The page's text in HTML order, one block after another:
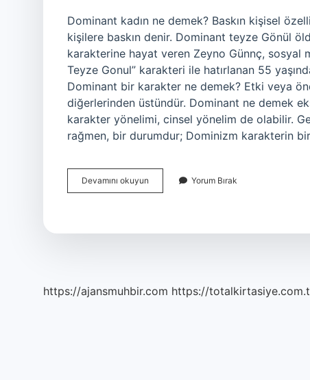
Dominant kadın ne demek? Baskın kişisel
kişilere baskın denir. Dominant teyze Gönül
karakterine hayat veren Zeyno Günnç, sosyal
Teyze Gonul” karakteri ile hatırlanan 55
Dominant bir karakter ne demek? Etki veya
diğerlerinden üstündür. Dominant ne demek
karakter yönelimi, cinsel yönelim de olabilir.
rağmen, bir durumdur; Dominizm karakterin
Devamını okuyun Dominant
Teyze
Yorum Bırak
https://ajansmuhbir.com https://